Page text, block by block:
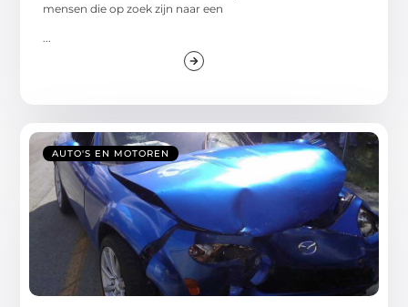
mensen die op zoek zijn naar een
...
AUTO'S EN MOTOREN